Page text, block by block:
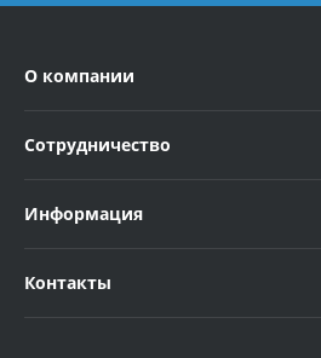
О компании
Сотрудничество
Информация
Контакты